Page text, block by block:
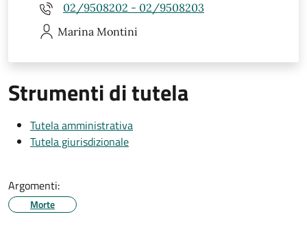
02/9508202 - 02/9508203
Marina Montini
Strumenti di tutela
Tutela amministrativa
Tutela giurisdizionale
Argomenti:
Morte